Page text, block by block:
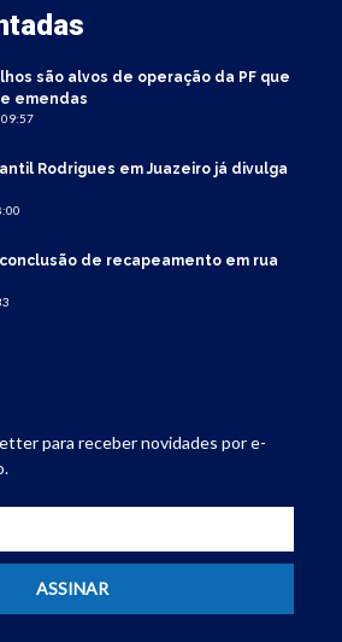
são alvos de operação da PF que
emendas
09:57
Rodrigues em Juazeiro já divulga
de recapeamento em rua
para receber novidades por e-